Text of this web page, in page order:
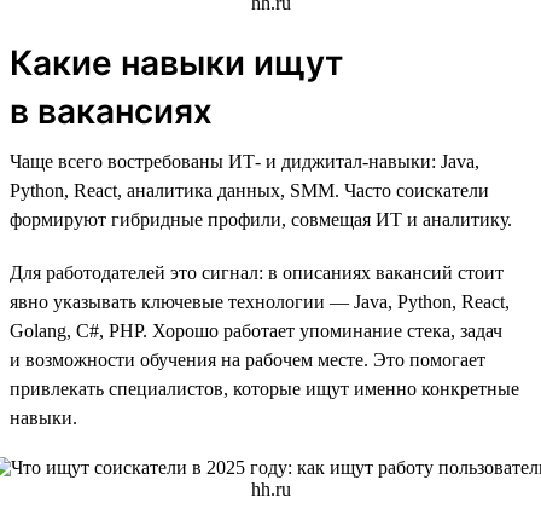
Какие навыки ищут
в вакансиях
Чаще всего востребованы ИТ- и диджитал-навыки: Java,
Python, React, аналитика данных, SMM. Часто соискатели
формируют гибридные профили, совмещая ИТ и аналитику.
Для работодателей это сигнал: в описаниях вакансий стоит
явно указывать ключевые технологии — Java, Python, React,
Golang, C#, PHP. Хорошо работает упоминание стека, задач
и возможности обучения на рабочем месте. Это помогает
привлекать специалистов, которые ищут именно конкретные
навыки.